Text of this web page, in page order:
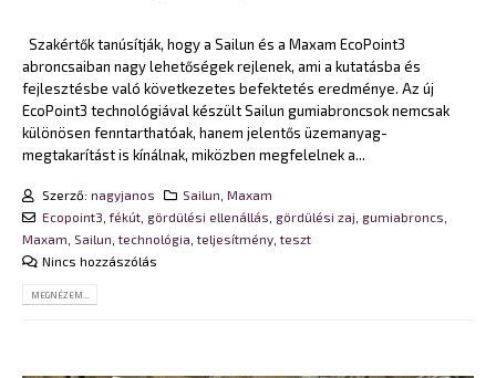
Szakértők tanúsítják, hogy a Sailun és a Maxam EcoPoint3
abroncsaiban nagy lehetőségek rejlenek, ami a kutatásba és
fejlesztésbe való következetes befektetés eredménye. Az új
EcoPoint3 technológiával készült Sailun gumiabroncsok nemcsak
különösen fenntarthatóak, hanem jelentős üzemanyag-
megtakarítást is kínálnak, miközben megfelelnek a...
Szerző: nagyjanos Sailun ,Maxam
Ecopoint3 ,fékút, gördülési ellenállás gördülési zaj gumiabroncs
Maxam Sailun ,technológia ,teljesítmény ,teszt
Nincs hozzászólás
MEGNÉZEM...